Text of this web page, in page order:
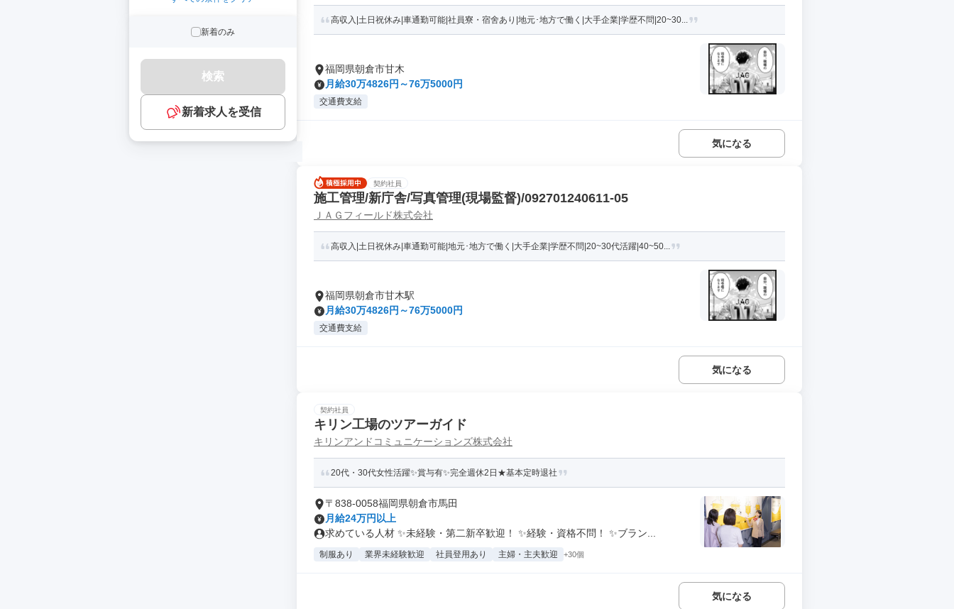
新着のみ
検索
新着求人を受信
高収入|土日祝休み|車通勤可能|社員寮・宿舍あり|地元･地方で働く|大手企業|学歴不問|20~30...
福岡県朝倉市甘木
月給30万4826円～76万5000円
交通費支給
気になる
契約社員
施工管理/新庁舎/写真管理(現場監督)/092701240611-05
ＪＡＧフィールド株式会社
高収入|土日祝休み|車通勤可能|地元･地方で働く|大手企業|学歴不問|20~30代活躍|40~50...
福岡県朝倉市甘木駅
月給30万4826円～76万5000円
交通費支給
気になる
契約社員
キリン工場のツアーガイド
キリンアンドコミュニケーションズ株式会社
20代・30代女性活躍✨賞与有✨完全週休2日★基本定時退社
〒838-0058福岡県朝倉市馬田
月給24万円以上
求めている人材 ✨未経験・第二新卒歓迎！ ✨経験・資格不問！ ✨ブラン...
制服あり 業界未経験歓迎 社員登用あり 主婦・主夫歓迎 +30個
気になる